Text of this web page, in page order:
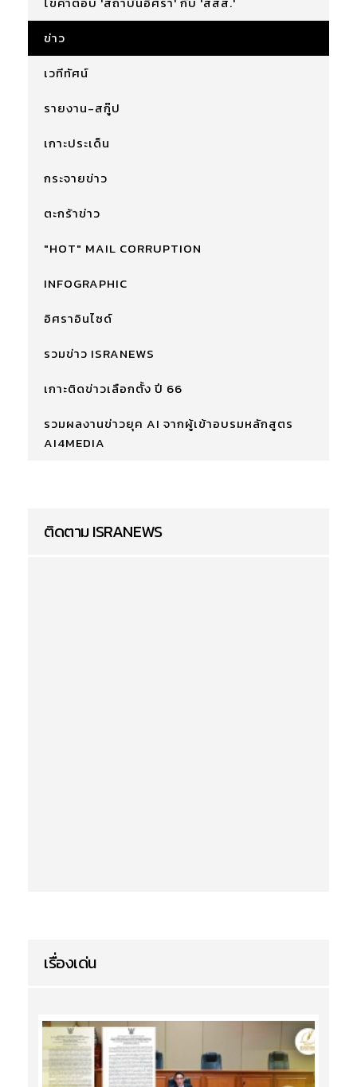
ข่าว
เวทีทัศน์
รายงาน-สกู๊ป
เกาะประเด็น
กระจายข่าว
ตะกร้าข่าว
"HOT" MAIL CORRUPTION
INFOGRAPHIC
อิศราอินไซด์
รวมข่าว ISRANEWS
เกาะติดข่าวเลือกตั้ง ปี 66
รวมผลงานข่าวยุค AI จากผู้เข้าอบรมหลักสูตร
AI4MEDIA
ติดตาม ISRANEWS
เรื่องเด่น